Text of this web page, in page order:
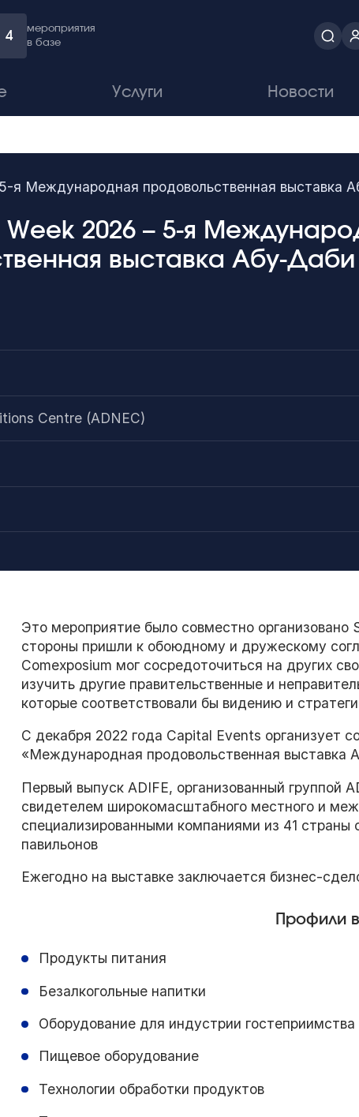
4
мероприятия
в базе
Услуги Новости
я Международная продовольственная выставка
2026 – 5-я
выставка Абу-Даби
Centre (ADNEC)
Это мероприятие было совместно
стороны пришли к обоюдному и дружескому
Comexposium мог сосредоточиться на других
изучить другие правительственные и
которые соответствовали бы видению и
С декабря 2022 года Capital Events организует
«Международная продовольственная выставка
Первый выпуск ADIFE, организованный группой
свидетелем широкомасштабного местного и
специализированными компаниями из 41 страны
павильонов
Ежегодно на выставке заключается бизнес-
Профили
Продукты питания
Безалкогольные напитки
Оборудование для индустрии гостеприимства
Пищевое оборудование
Технологии обработки продуктов